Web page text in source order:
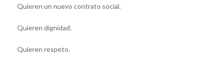
Quieren un nuevo contrato social.
Quieren dignidad.
Quieren respeto.